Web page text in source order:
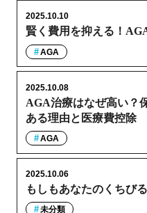
賢く費用を抑える！
2025.10.10
AGA
AGA治療はなぜ高い？
ある理由と医療費控除
2025.10.08
AGA
もしもあなたのくちび
2025.10.06
未分類